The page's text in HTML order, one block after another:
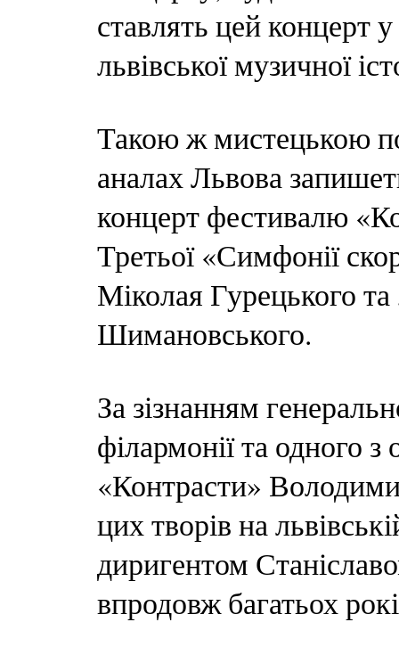
ставлять цей концерт
львівської музичної
Такою ж мистецькою
аналах Львова
концерт фестивалю
Третьої «Симфонії
Міколая Гурецького
Шимановського.
За зізнанням
філармонії та одного
«Контрасти»
цих творів на
диригентом
впродовж багатьох